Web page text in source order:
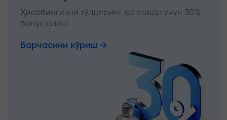
Ҳисобингизни тўлдиринг ва савдо учун 30%
бонус олинг
Барчасини кўриш